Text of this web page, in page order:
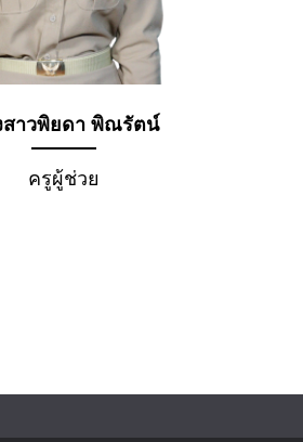
สาวพิยดา พิณรัตน์
ครูผู้ช่วย